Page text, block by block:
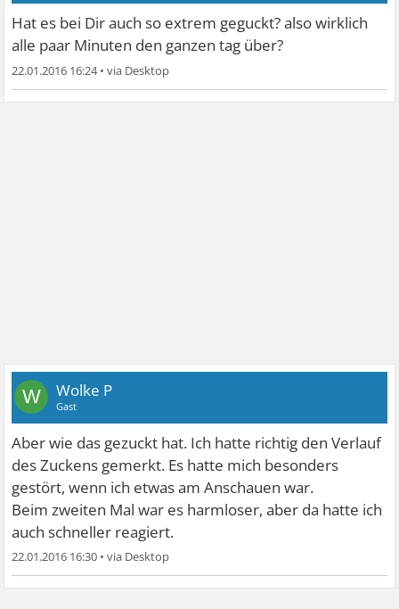
Hat es bei Dir auch so extrem geguckt? also wirklich
alle paar Minuten den ganzen tag über?
22.01.2016 16:24•
W Wolke P
Gast
Aber wie das gezuckt hat. Ich hatte richtig den Verlauf
des Zuckens gemerkt. Es hatte mich besonders
gestört, wenn ich etwas am Anschauen war.
Beim zweiten Mal war es harmloser, aber da hatte ich
auch schneller reagiert.
22.01.2016 16:30 •